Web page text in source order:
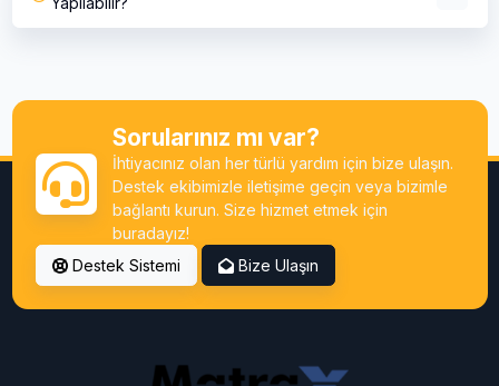
Sorularınız mı var?
İhtiyacınız olan her türlü yardım için bize ulaşın.
Destek ekibimizle iletişime geçin veya bizimle
bağlantı kurun. Size hizmet etmek için
buradayız!
Destek Sistemi
Bize Ulaşın